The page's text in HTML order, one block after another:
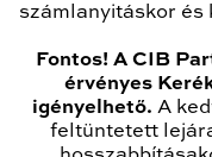
számlanyitáskor és
Fontos! A CIB
érvényes
igényelhető. A
feltüntetett